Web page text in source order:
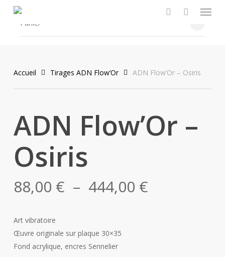
Menu
Panier
Accueil Tirages ADN Flow’Or ADN Flow’Or – Osiris
ADN Flow’Or –
Osiris
88,00 € – 444,00 €Plage
Art vibratoire
Œuvre originale sur plaque 30×35
Fond acrylique, encres Sennelier